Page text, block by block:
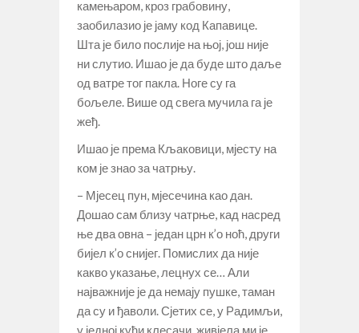
камењаром, кроз грабовину,
заобилазио је јаму код Капавице.
Шта је било послије на њој, још није
ни слутио. Ишао је да буде што даље
од ватре тог пакла. Ноге су га
бољеле. Више од свега мучила га је
жеђ.
Ишао је према Кљаковици, мјесту на
ком је знао за чатрњу.
– Мјесец пун, мјесечина као дан.
Дошао сам близу чатрње, кад насред
ње два овна – један црн к’о ноћ, други
бијел к’о снијег. Помислих да није
какво указање, лецнух се… Али
најважније је да немају пушке, таман
да су и ђаволи. Сјетих се, у Радимљи,
у једној кући клесачи, живјела ми је